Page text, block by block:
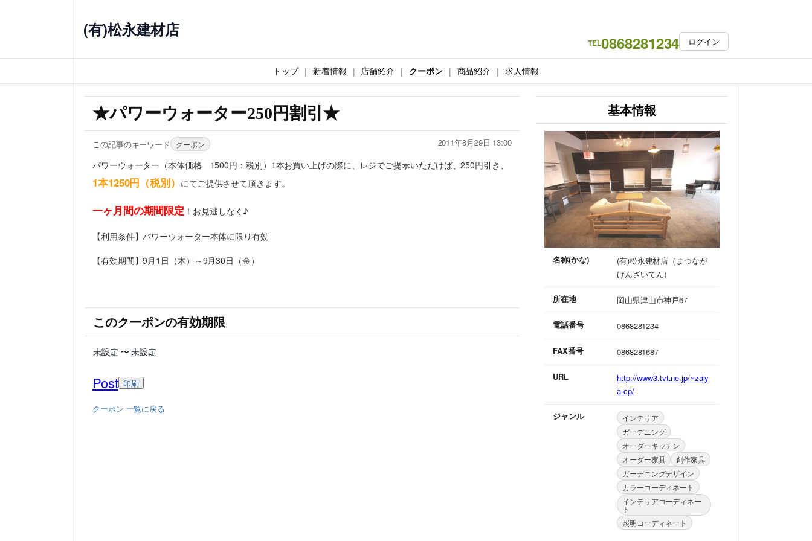
(有)松永建材店
TEL0868281234 ログイン
トップ 新着情報 店舗紹介 クーポン 商品紹介 求人情報
★パワーウォーター250円割引★
この記事のキーワード クーポン 2011年8月29日 13:00
パワーウォーター（本体価格 1500円：税別）1本お買い上げの際に、レジでご提示いただけば、250円引き、
1本1250円（税別） にてご提供させて頂きます。
一ヶ月間の期間限定 ！お見逃しなく♪
【利用条件】パワーウォーター本体に限り有効
【有効期間】9月1日（木）～9月30日（金）
このクーポンの有効期限
未設定 〜 未設定
Post 印刷
クーポン 一覧に戻る
基本情報
名称(かな)
(有)松永建材店（まつなが
けんざいてん）
所在地 岡山県津山市神戸67
電話番号 0868281234
FAX番号 0868281687
URL
http://www3.tvt.ne.jp/~zaiy
a-cp/
ジャンル
インテリア
ガーデニング
オーダーキッチン
オーダー家具
創作家具
ガーデニングデザイン
カラーコーディネート
インテリアコーディネー
ト
照明コーディネート